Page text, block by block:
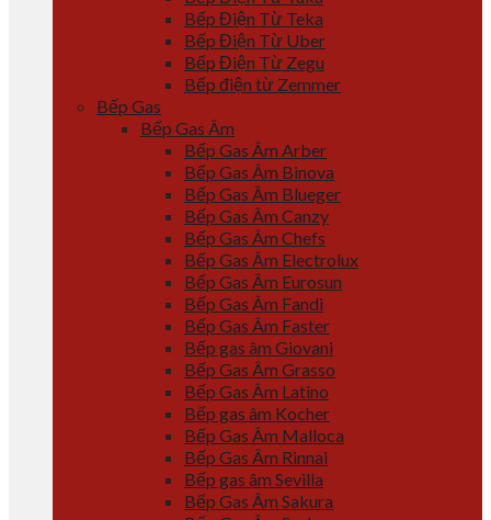
Bếp Điện Từ Teka
Bếp Điện Từ Uber
Bếp Điện Từ Zegu
Bếp điện từ Zemmer
Bếp Gas
Bếp Gas Âm
Bếp Gas Âm Arber
Bếp Gas Âm Binova
Bếp Gas Âm Blueger
Bếp Gas Âm Canzy
Bếp Gas Âm Chefs
Bếp Gas Âm Electrolux
Bếp Gas Âm Eurosun
Bếp Gas Âm Fandi
Bếp Gas Âm Faster
Bếp gas âm Giovani
Bếp Gas Âm Grasso
Bếp Gas Âm Latino
Bếp gas âm Kocher
Bếp Gas Âm Malloca
Bếp Gas Âm Rinnai
Bếp gas âm Sevilla
Bếp Gas Âm Sakura